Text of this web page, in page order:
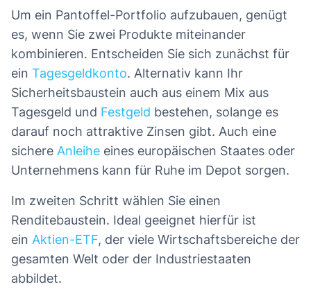
Um ein Pantoffel-Portfolio aufzubauen, genügt
es, wenn Sie zwei Produkte miteinander
kombinieren. Entscheiden Sie sich zunächst für
ein Tagesgeldkonto. Alternativ kann Ihr
Sicherheitsbaustein auch aus einem Mix aus
Tagesgeld und Festgeld bestehen, solange es
darauf noch attraktive Zinsen gibt. Auch eine
sichere Anleihe eines europäischen Staates oder
Unternehmens kann für Ruhe im Depot sorgen.
Im zweiten Schritt wählen Sie einen
Renditebaustein. Ideal geeignet hierfür ist
ein Aktien-ETF, der viele Wirtschaftsbereiche der
gesamten Welt oder der Industriestaaten
abbildet.